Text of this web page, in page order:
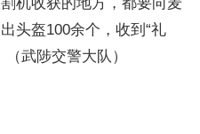
头盔100余个，收到“礼
武陟交警大队）